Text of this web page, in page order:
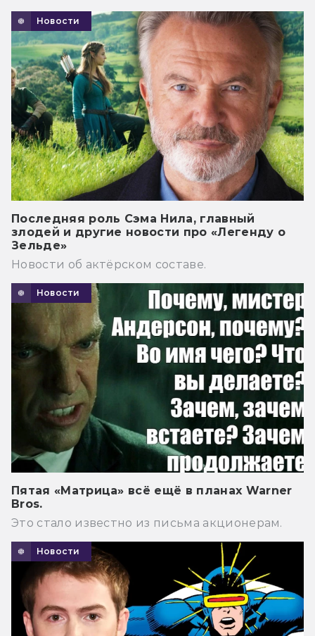
Новости
Последняя роль Сэма Нила, главный
злодей и другие новости про «Легенду о
Зельде»
Новости об актёрском составе.
Новости
Пятая «Матрица» всё ещё в планах Warner
Bros.
Это стало известно из письма акционерам.
Новости